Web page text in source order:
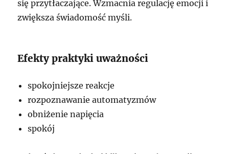
się przytłaczające. Wzmacnia regulację emocji i
zwiększa świadomość myśli.
Efekty praktyki uważności
spokojniejsze reakcje
rozpoznawanie automatyzmów
obniżenie napięcia
spokój